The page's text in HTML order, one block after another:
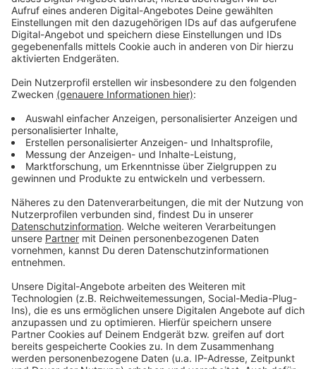
Düsseldorf für das Jahr 2026 überlegt werden, so die
Stadtverwaltung weiter.
Anzeige
Weitere Infos und Links zum Thema:
Anzeige
Die Verpackungssteuer in Tübingen wird aktuell
Düsseldorf möchte Zero-Waste-City werden
So haben wir über das Vorhaben der Zero-Waste-
City berichtet
Anzeige